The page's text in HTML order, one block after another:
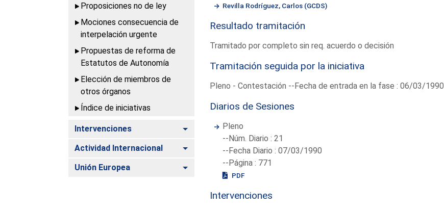
Proposiciones no de ley
Mociones consecuencia de
interpelación urgente
Propuestas de reforma de
Estatutos de Autonomía
Elección de miembros de
otros órganos
Índice de iniciativas
Intervenciones Alternar
Actividad Internacional Alternar
Unión Europea Alternar
Revilla Rodríguez, Carlos (GCDS)
Resultado tramitación
Tramitado por completo sin req. acuerdo o decisión
Tramitación seguida por la iniciativa
Pleno - Contestación --Fecha de entrada en la fase : 06/03/1990
Diarios de Sesiones
Pleno
--Núm. Diario : 21
--Fecha Diario : 07/03/1990
--Página : 771
PDF
Intervenciones